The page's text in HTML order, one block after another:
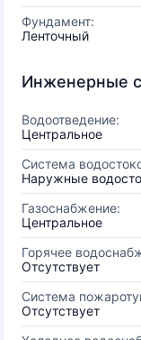
Фундамент:
Ленточный
Инженерные
Водоотведение:
Центральное
Система
Наружные
Газоснабжение:
Центральное
Горячее
Отсутствует
Система
Отсутствует